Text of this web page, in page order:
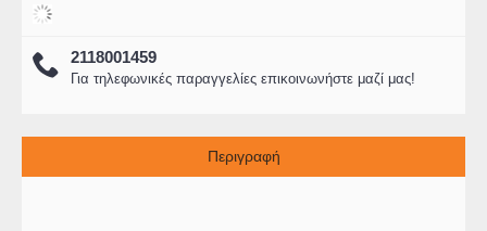
2118001459
Για τηλεφωνικές παραγγελίες επικοινωνήστε μαζί μας!
Περιγραφή